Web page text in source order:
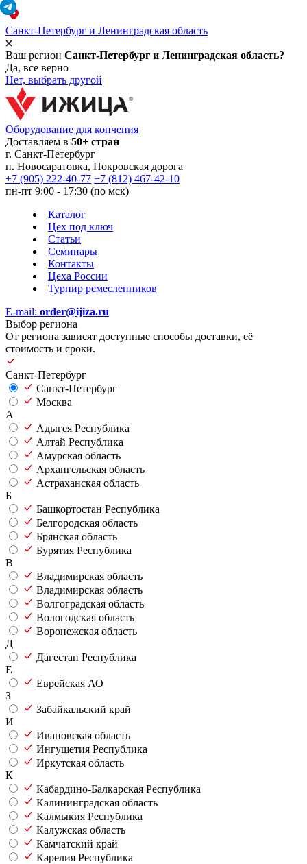
Санкт-Петербург и Ленинградская область
Ваш регион Санкт-Петербург и Ленинградская область?
Да, все верно
Нет, выбрать другой
Оборудование для копчения
Доставляем в 50+ стран
г. Санкт-Петербург
п. Новосаратовка, Покровская дорога
+7 (905) 222-40-77 +7 (812) 467-42-10
пн-пт 9:00 - 17:30 (по мск)
Каталог
Цех под ключ
Статьи
Семинары
Контакты
Цеха России
Турнир ремесленников
E-mail: order@ijiza.ru
Выбор региона
От региона зависят доступные способы доставки, её
стоимость и сроки.
Санкт-Петербург
Санкт-Петербург
Москва
А
Адыгея Республика
Алтай Республика
Амурская область
Архангельская область
Астраханская область
Б
Башкортостан Республика
Белгородская область
Брянская область
Бурятия Республика
В
Владимирская область
Владимирская область
Волгоградская область
Вологодская область
Воронежская область
Д
Дагестан Республика
Е
Еврейская АО
З
Забайкальский край
И
Ивановская область
Ингушетия Республика
Иркутская область
К
Кабардино-Балкарская Республика
Калининградская область
Калмыкия Республика
Калужская область
Камчатский край
Карелия Республика